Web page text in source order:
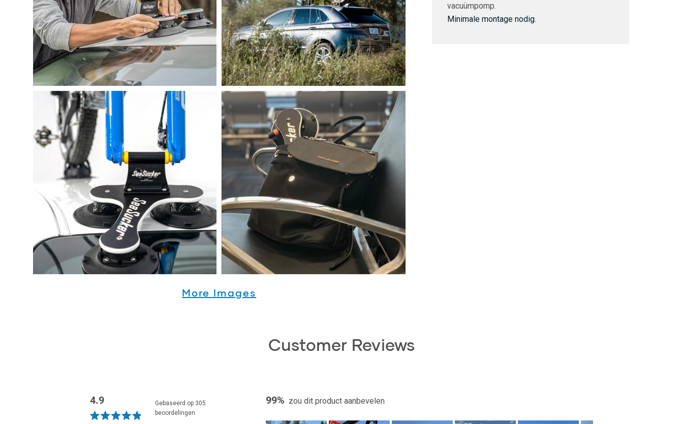
More Images
vacuümpomp.
Minimale montage nodig.
Customer Reviews
4.9
Gebaseerd op 305
beoordelingen
99% zou dit product aanbevelen